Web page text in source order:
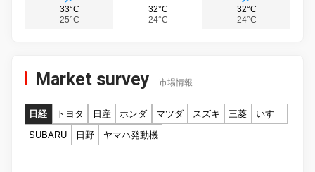
33°C
25°C
32°C
24°C
32°C
24°C
Market survey 市場情報
日経 トヨタ 日産 ホンダ マツダ スズキ 三菱
いすゞ
SUBARU
日野 ヤマハ発動機